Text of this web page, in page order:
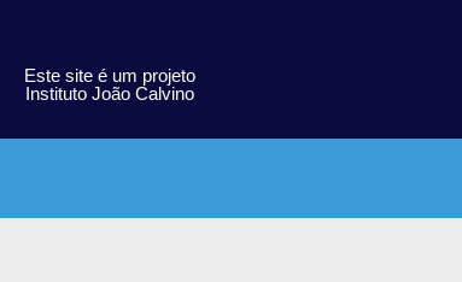
Este site é um projeto
Instituto João Calvino